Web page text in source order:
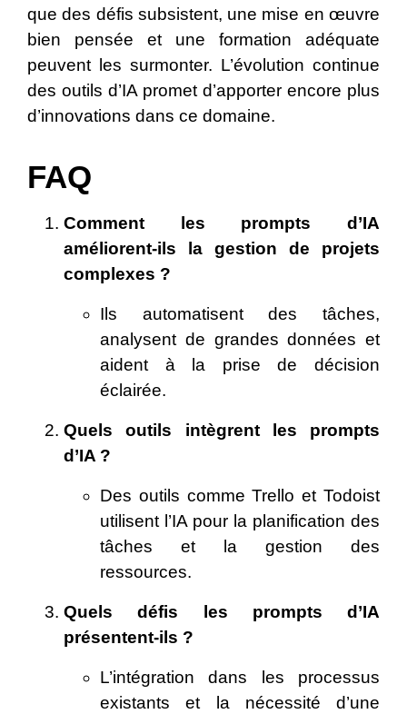
que des défis subsistent, une mise en œuvre
bien pensée et une formation adéquate
peuvent les surmonter. L’évolution continue
des outils d’IA promet d’apporter encore plus
d’innovations dans ce domaine.
FAQ
Comment les prompts d’IA
améliorent-ils la gestion de projets
complexes ?
Ils automatisent des tâches,
analysent de grandes données et
aident à la prise de décision
éclairée.
Quels outils intègrent les prompts
d’IA ?
Des outils comme Trello et Todoist
utilisent l’IA pour la planification des
tâches et la gestion des
ressources.
Quels défis les prompts d’IA
présentent-ils ?
L’intégration dans les processus
existants et la nécessité d’une